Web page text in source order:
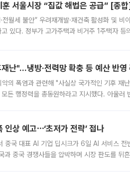
서울시장 “집값 해법은 공급” [종
월세 불안” 우려재개발·재건축 활성화 및 비
있다. 정부가 고가주택과 비거주 1주택자 등
난"…냉방·전력망 확충 등 예산 반
의 폭염과 관련해 "사실상 국가적인 기후 재
든 행정력을 총동원하라고 지시했다. 아울러
인상 예고⋯‘초저가 전략’ 접나
중국 대표 AI 기업 딥시크가 6일 AI 서비스 전
과 중국 경쟁사들을 압박하며 시장 판도를 뒤